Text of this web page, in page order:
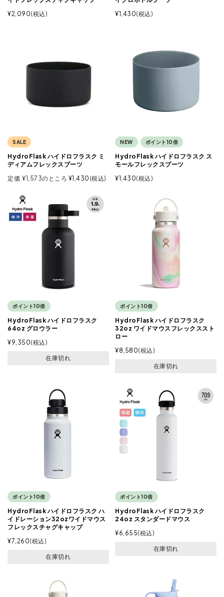
¥2,090 税込
¥1,430 税込
SALE
HydroFlask ハイドロフラスク ミ
ディアムフレックスブーツ
定価 ¥1,573のところ ¥1,430 税込
NEW ポイント10倍
HydroFlask ハイドロフラスク ス
モールフレックスブーツ
¥1,430 税込
ポイント10倍
HydroFlask ハイドロフラスク
64oz グロウラー
¥9,350 税込
在庫切れ
ポイント10倍
HydroFlask ハイドロフラスク
32oz ワイドマウスフレックススト
ロー
¥8,580 税込
在庫切れ
ポイント10倍
HydroFlask ハイドロフラスク ハ
イドレーション32ozワイドマウス
フレックスチャグキャップ
¥7,260 税込
在庫切れ
ポイント10倍
HydroFlask ハイドロフラスク
24oz スタンダードマウス
¥6,655 税込
在庫切れ